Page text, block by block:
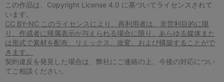
この作品は、Copyright License 4.0 に基づいてライセンスされて
います。
CC BY-NC このライセンスにより、再利用者は、非営利目的に限
り、作成者に帰属表示が与えられる場合に限り、あらゆる媒体また
は形式で素材を配布、リミックス、改変、および構築することがで
きます。
契約違反を発見した場合は、弊社にご連絡の上、今後の対応につい
てご相談ください。